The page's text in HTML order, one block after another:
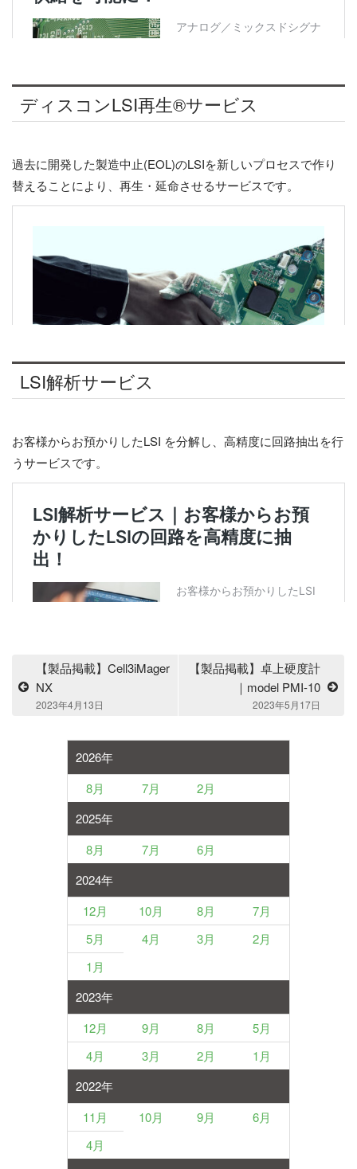
ディスコンLSI再生®サービス
過去に開発した製造中止(EOL)のLSIを新しいプロセスで作り
替えることにより、再生・延命させるサービスです。
LSI解析サービス
お客様からお預かりしたLSI を分解し、高精度に回路抽出を行
うサービスです。
【製品掲載】Cell3iMager
NX
2023年4月13日
【製品掲載】卓上硬度計
｜model PMI-10
2023年5月17日
2026年
8月
7月
2月
2025年
8月
7月
6月
2024年
12月
10月 8月
7月
5月
4月 3月
2月
1月
2023年
12月
9月 8月
5月
4月
3月 2月
1月
2022年
11月
10月 9月
6月
4月